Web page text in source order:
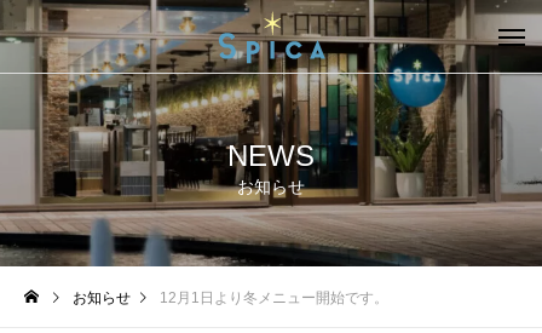
NEWS
お知らせ
お知らせ 12月1日より冬メニュー開始です。